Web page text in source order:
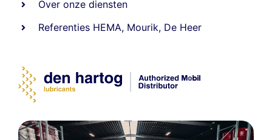
Over onze diensten
Referenties HEMA, Mourik, De Heer